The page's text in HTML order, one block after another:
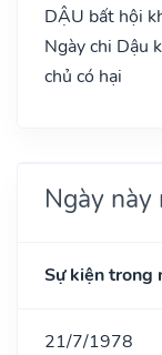
DẬU bất hội
Ngày chi Dậu
chủ có hại
Ngày này
Sự kiện trong
21/7/1978